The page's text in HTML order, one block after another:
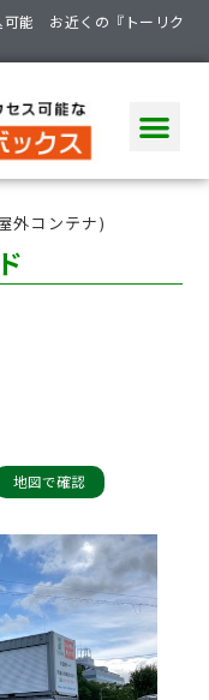
可能 お近くの『トーリク
外コンテナ)
地図で確認